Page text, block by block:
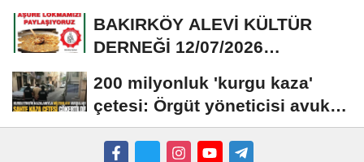
Hapis Talebi
BAKIRKÖY ALEVİ KÜLTÜR
DERNEĞİ 12/07/2026
DAVETİNE...
200 milyonluk 'kurgu kaza'
çetesi: Örgüt yöneticisi avukat
çıktı